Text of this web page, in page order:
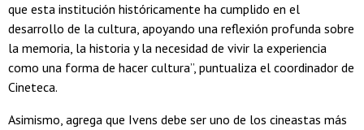
que esta institución históricamente ha cumplido en el
desarrollo de la cultura, apoyando una reflexión profunda sobre
la memoria, la historia y la necesidad de vivir la experiencia
como una forma de hacer cultura”, puntualiza el coordinador de
Cineteca.
Asimismo, agrega que Ivens debe ser uno de los cineastas más